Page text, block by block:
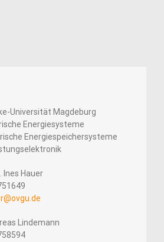
Universität Magdeburg
Energiesysteme
Energiespeichersysteme
Ines Hauer
Lindemann